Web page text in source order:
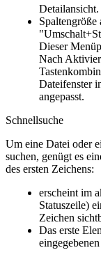
Detailansicht.
Dieser
Nach
Dateifenster
angepasst.
Schnellsuche
Um eine Datei oder
suchen, genügt es
des ersten Zeichens:
erscheint im
Statuszeile)
Zeichen
Das erste